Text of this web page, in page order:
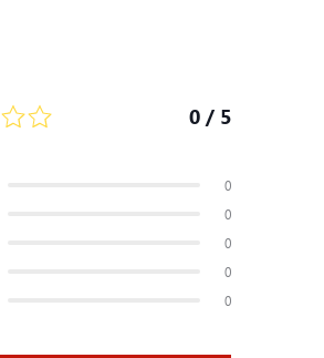
0 / 5
0
0
0
0
0